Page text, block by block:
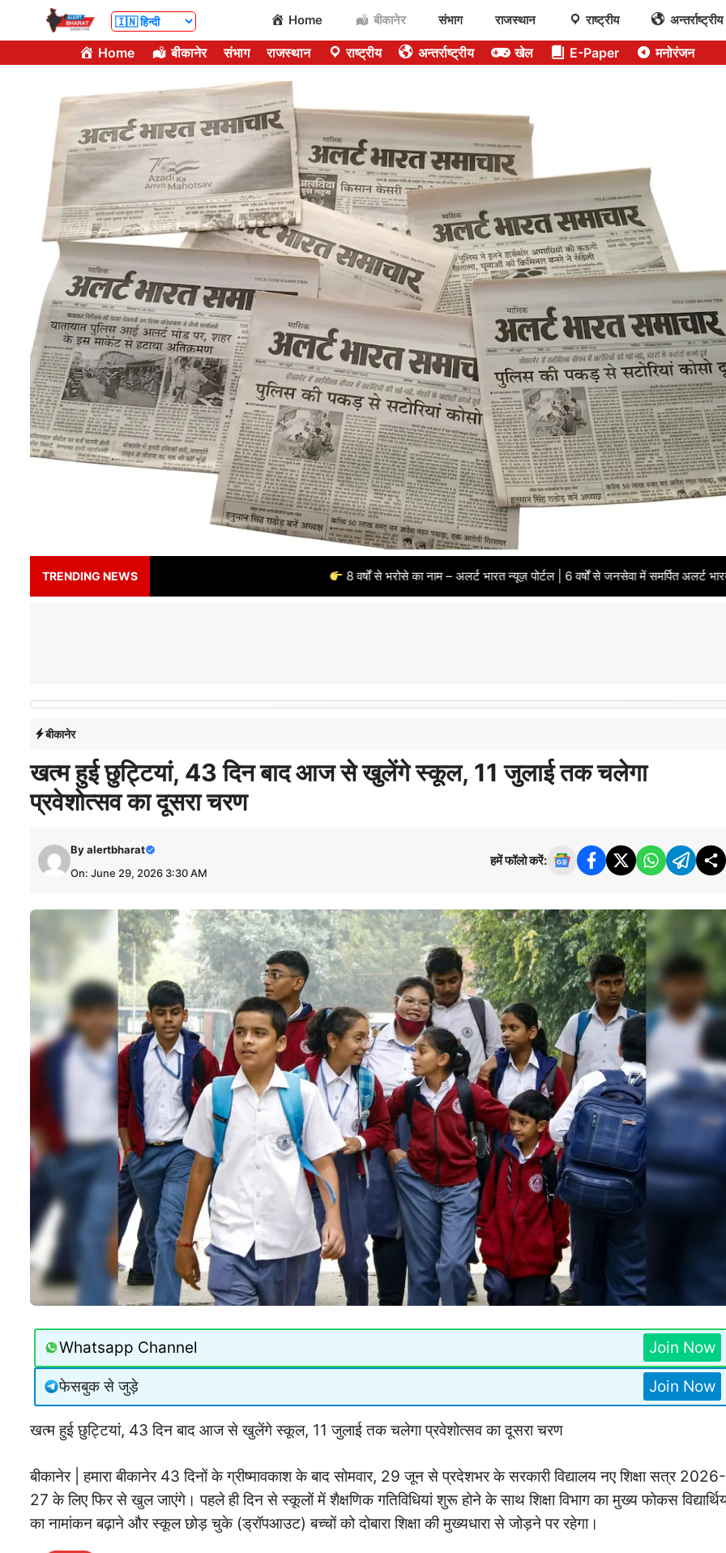
Home बीकानेर संभाग राजस्थान राष्ट्रीय अन्तर्राष्ट्रीय
Home बीकानेर संभाग राजस्थान राष्ट्रीय अन्तर्राष्ट्रीय खेल E-Paper मनोरंजन
TRENDING NEWS 8 वर्षों से भरोसे का नाम – अलर्ट भारत न्यूज़ पोर्टल | 6 वर्षों से जनसेवा में समर्पित अलर्ट भारत समाचार पत्र |
बीकानेर
खत्म हुई छुट्टियां, 43 दिन बाद आज से खुलेंगे स्कूल, 11 जुलाई तक चलेगा
प्रवेशोत्सव का दूसरा चरण
Byalertbharat
On: June 29, 2026 3:30 AM
हमें फॉलो करें:
Whatsapp Channel Join Now
फेसबुक से जुड़े Join Now
खत्म हुई छुट्टियां, 43 दिन बाद आज से खुलेंगे स्कूल, 11 जुलाई तक चलेगा प्रवेशोत्सव का दूसरा चरण
बीकानेर | हमारा बीकानेर 43 दिनों के ग्रीष्मावकाश के बाद सोमवार, 29 जून से प्रदेशभर के सरकारी विद्यालय नए शिक्षा सत्र 2026-
27 के लिए फिर से खुल जाएंगे। पहले ही दिन से स्कूलों में शैक्षणिक गतिविधियां शुरू होने के साथ शिक्षा विभाग का मुख्य फोकस
का नामांकन बढ़ाने और स्कूल छोड़ चुके (ड्रॉपआउट) बच्चों को दोबारा शिक्षा की मुख्यधारा से जोड़ने पर रहेगा।